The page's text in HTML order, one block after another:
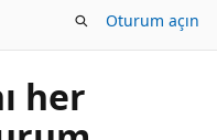
Oturum açın
her